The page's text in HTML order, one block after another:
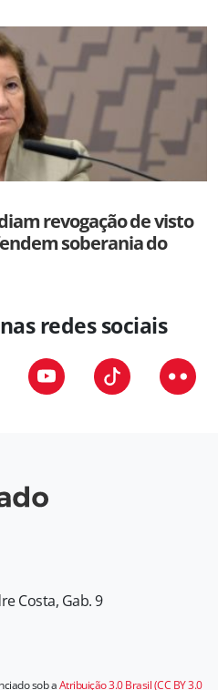
revogação de visto
soberania do
redes sociais
Costa, Gab. 9
sob aAtribuição 3.0 Brasil (CC BY 3.0